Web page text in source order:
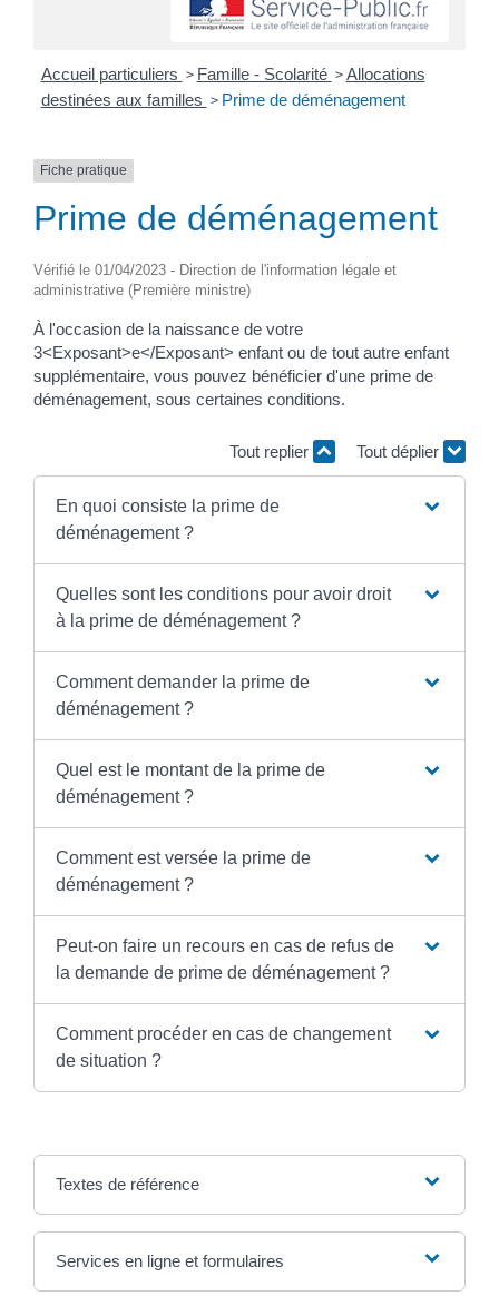
Accueil particuliers > Famille - Scolarité > Allocations
destinées aux familles > Prime de déménagement
Fiche pratique
Prime de déménagement
Vérifié le 01/04/2023 - Direction de l'information légale et
administrative (Première ministre)
À l'occasion de la naissance de votre
3<Exposant>e</Exposant> enfant ou de tout autre enfant
supplémentaire, vous pouvez bénéficier d'une prime de
déménagement, sous certaines conditions.
Tout replier Tout déplier
En quoi consiste la prime de
déménagement ?
Quelles sont les conditions pour avoir droit
à la prime de déménagement ?
Comment demander la prime de
déménagement ?
Quel est le montant de la prime de
déménagement ?
Comment est versée la prime de
déménagement ?
Peut-on faire un recours en cas de refus de
la demande de prime de déménagement ?
Comment procéder en cas de changement
de situation ?
Textes de référence
Services en ligne et formulaires